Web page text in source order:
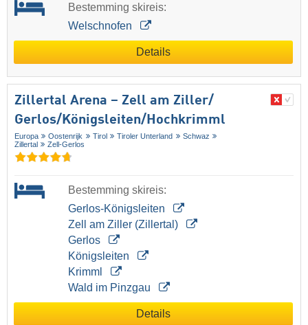
Bestemming skireis:
Welschnofen
Details
Zillertal Arena – Zell am Ziller/​
Gerlos/​Königsleiten/​Hochkrimml
Europa Oostenrijk Tirol Tiroler Unterland
Schwaz
Zillertal
Zell-Gerlos
Bestemming skireis:
Gerlos-Königsleiten
Zell am Ziller (Zillertal)
Gerlos
Königsleiten
Krimml
Wald im Pinzgau
Details